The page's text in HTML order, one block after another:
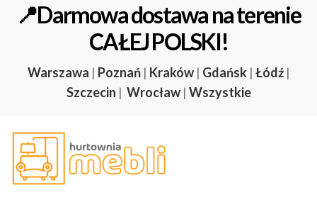
📍Darmowa dostawa na terenie
CAŁEJ POLSKI!
Warszawa | Poznań | Kraków | Gdańsk | Łódź |
Szczecin | Wrocław | Wszystkie